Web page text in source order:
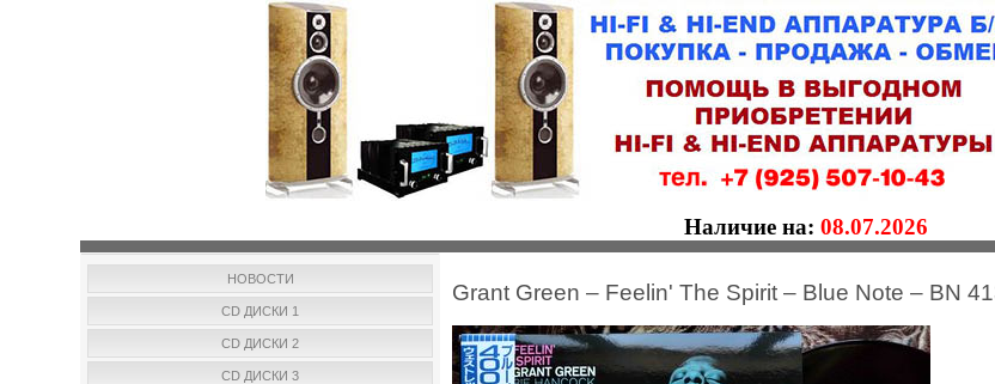
Наличие на: 08.07.2026
НОВОСТИ
CD ДИСКИ 1
CD ДИСКИ 2
CD ДИСКИ 3
Grant Green – Feelin' The Spirit – Blue Note – BN